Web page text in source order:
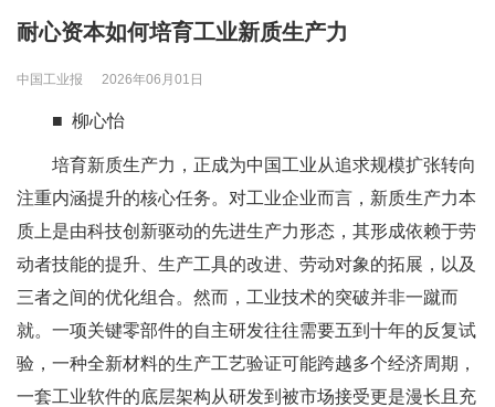
耐心资本如何培育工业新质生产力
中国工业报 2026年06月01日
■ 柳心怡
培育新质生产力，正成为中国工业从追求规模扩张转向
注重内涵提升的核心任务。对工业企业而言，新质生产力本
质上是由科技创新驱动的先进生产力形态，其形成依赖于劳
动者技能的提升、生产工具的改进、劳动对象的拓展，以及
三者之间的优化组合。然而，工业技术的突破并非一蹴而
就。一项关键零部件的自主研发往往需要五到十年的反复试
验，一种全新材料的生产工艺验证可能跨越多个经济周期，
一套工业软件的底层架构从研发到被市场接受更是漫长且充